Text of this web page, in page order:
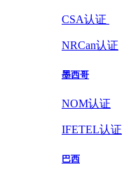
CSA认证
NRCan认证
墨西哥
NOM认证
IFETEL认证
巴西